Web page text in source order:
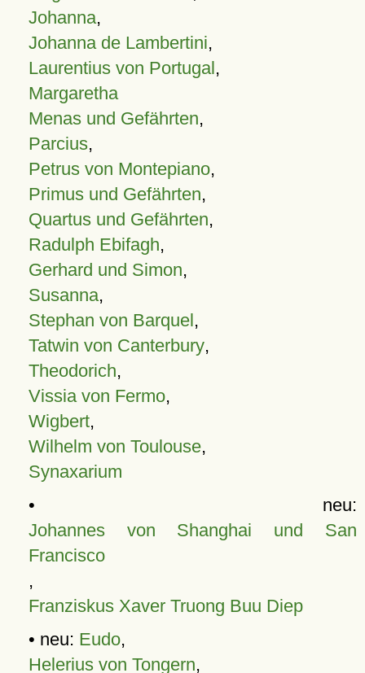
Johanna,
Johanna de Lambertini,
Laurentius von Portugal,
Margaretha
Menas und Gefährten,
Parcius,
Petrus von Montepiano,
Primus und Gefährten,
Quartus und Gefährten,
Radulph Ebifagh,
Gerhard und Simon,
Susanna,
Stephan von Barquel,
Tatwin von Canterbury,
Theodorich,
Vissia von Fermo,
Wigbert,
Wilhelm von Toulouse,
Synaxarium
• neu:
Johannes von Shanghai und San
Francisco
,
Franziskus Xaver Truong Buu Diep
• neu: Eudo,
Helerius von Tongern,